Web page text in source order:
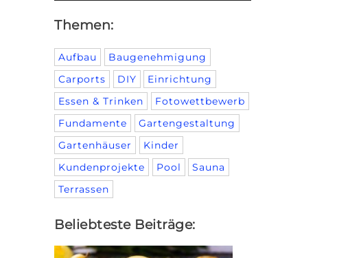
Themen:
Aufbau
Baugenehmigung
Carports
DIY
Einrichtung
Essen & Trinken
Fotowettbewerb
Fundamente
Gartengestaltung
Gartenhäuser
Kinder
Kundenprojekte
Pool
Sauna
Terrassen
Beliebteste Beiträge: